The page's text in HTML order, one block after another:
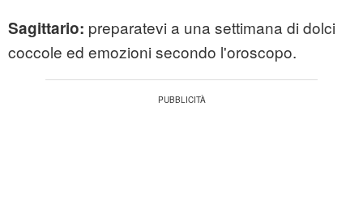
Sagittario: preparatevi a una settimana di dolci
coccole ed emozioni secondo l'oroscopo.